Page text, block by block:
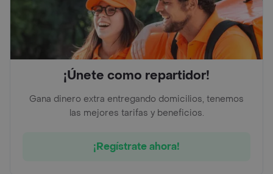
¡Únete como repartidor!
Gana dinero extra entregando domicilios, tenemos
las mejores tarifas y beneficios.
¡Regístrate ahora!